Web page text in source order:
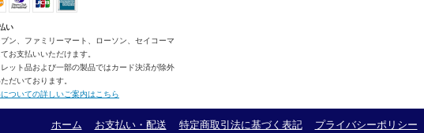
い
ン、ファミリーマート、ローソン、セイコーマ
お支払いいただけます。
ット品および一部の製品ではカード決済が除外
だいております。
ついての詳しいご案内はこちら
ホーム お支払い・配送 特定商取引法に基づく表記 プライバシーポリシー